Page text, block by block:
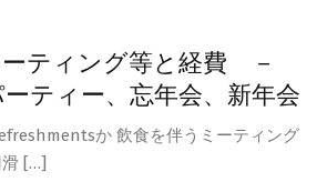
ーティング等と経費 －
ティー、忘年会、新年会
か 飲食を伴うミーティング
[…]